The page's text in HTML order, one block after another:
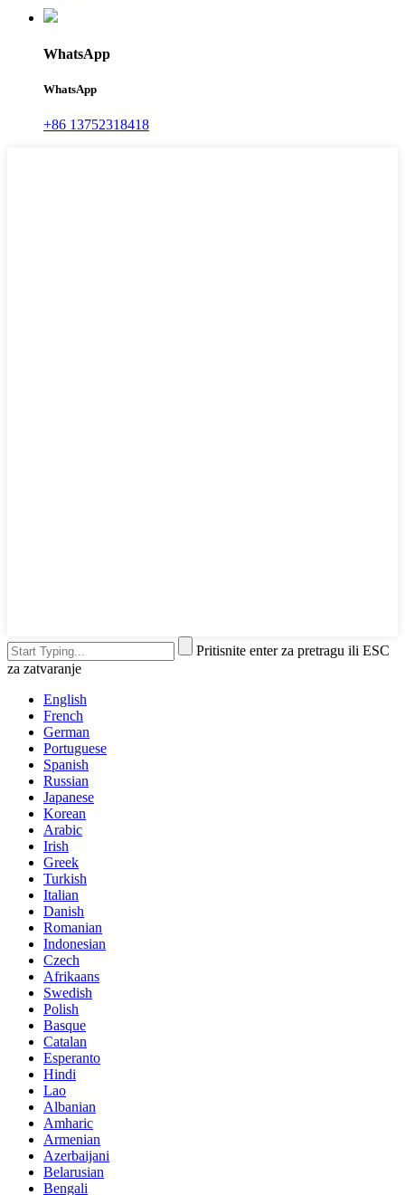
WhatsApp
WhatsApp
+86 13752318418
Pritisnite enter za pretragu ili ESC
za zatvaranje
English
French
German
Portuguese
Spanish
Russian
Japanese
Korean
Arabic
Irish
Greek
Turkish
Italian
Danish
Romanian
Indonesian
Czech
Afrikaans
Swedish
Polish
Basque
Catalan
Esperanto
Hindi
Lao
Albanian
Amharic
Armenian
Azerbaijani
Belarusian
Bengali